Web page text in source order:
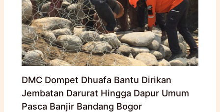
DMC Dompet Dhuafa Bantu Dirikan
Jembatan Darurat Hingga Dapur Umum
Pasca Banjir Bandang Bogor